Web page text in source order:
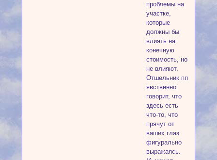
проблемы на
участке,
которые
должны бы
влиять на
конечную
стоимость, но
не влияют.
Отшельник пп
явственно
говорит, что
здесь есть
что-то, что
прячут от
ваших глаз
фигурально
выражаясь.